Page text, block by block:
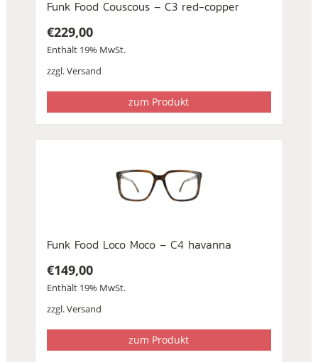
Funk Food Couscous – C3 red-copper
€229,00
Enthält 19% MwSt.
zzgl.Versand
zum Produkt
Funk Food Loco Moco – C4 havanna
€149,00
Enthält 19% MwSt.
zzgl.Versand
zum Produkt